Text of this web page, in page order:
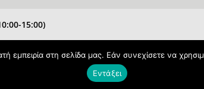
15:00)
Powered & Protected by
στη σελίδα μας. Εάν συνεχίσετε να
Εντάξει